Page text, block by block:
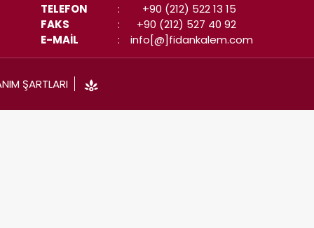
TELEFON :
+90 (212) 522 13 15
FAKS
:
+90 (212) 527 40 92
E-MAİL
: info[@]fidankalem.com
ŞARTLARI